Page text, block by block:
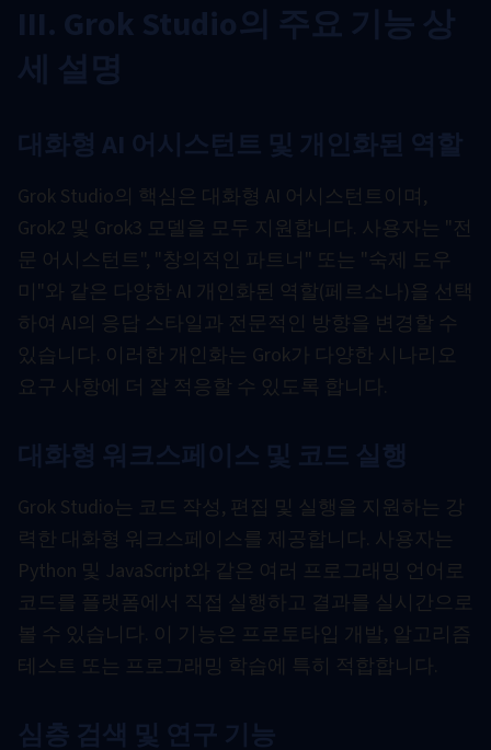
III. Grok Studio의 주요 기능 상
세 설명
대화형 AI 어시스턴트 및 개인화된 역할
Grok Studio의 핵심은 대화형 AI 어시스턴트이며,
Grok2 및 Grok3 모델을 모두 지원합니다. 사용자는 "전
문 어시스턴트", "창의적인 파트너" 또는 "숙제 도우
미"와 같은 다양한 AI 개인화된 역할(페르소나)을 선택
하여 AI의 응답 스타일과 전문적인 방향을 변경할 수
있습니다. 이러한 개인화는 Grok가 다양한 시나리오
요구 사항에 더 잘 적응할 수 있도록 합니다.
대화형 워크스페이스 및 코드 실행
Grok Studio는 코드 작성, 편집 및 실행을 지원하는 강
력한 대화형 워크스페이스를 제공합니다. 사용자는
Python 및 JavaScript와 같은 여러 프로그래밍 언어로
코드를 플랫폼에서 직접 실행하고 결과를 실시간으로
볼 수 있습니다. 이 기능은 프로토타입 개발, 알고리즘
테스트 또는 프로그래밍 학습에 특히 적합합니다.
심층 검색 및 연구 기능